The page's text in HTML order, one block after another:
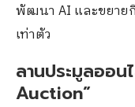
พัฒนา AI และขยาย
เท่าตัว
ลานประมูลออน
Auction”